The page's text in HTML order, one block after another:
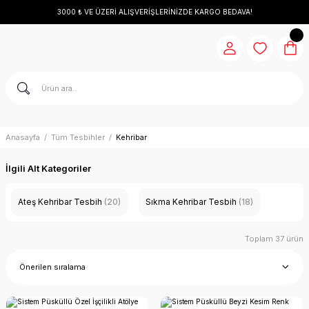
3000 ₺ VE ÜZERİ ALIŞVERİŞLERİNİZDE KARGO BEDAVA!
Anasayfa Tüm Tesbihler Kehribar
İlgili Alt Kategoriler
Ateş Kehribar Tesbih (20) Sıkma Kehribar Tesbih (18)
Toplam 37 ürün